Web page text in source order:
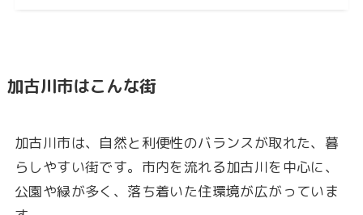
加古川市はこんな街
加古川市は、自然と利便性のバランスが取れた、暮
らしやすい街です。市内を流れる加古川を中心に、
公園や緑が多く、落ち着いた住環境が広がっていま